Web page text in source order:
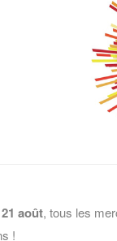
août, tous les
!